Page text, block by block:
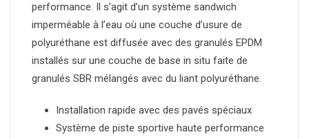
performance. Il s’agit d’un système sandwich
imperméable à l’eau où une couche d’usure de
polyuréthane est diffusée avec des granulés EPDM
installés sur une couche de base in situ faite de
granulés SBR mélangés avec du liant polyuréthane.
Installation rapide avec des pavés spéciaux
Système de piste sportive haute performance